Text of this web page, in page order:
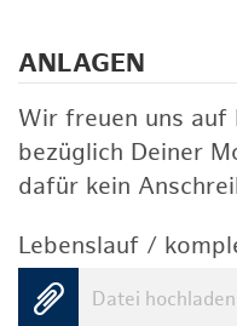
ANLAGEN
Wir freuen uns auf
bezüglich Deiner
dafür kein
Lebenslauf /
Datei hochladen